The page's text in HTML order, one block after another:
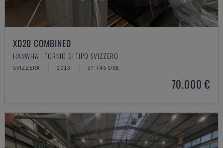
XD20 COMBINED
HANWHA - TORNIO DI TIPO SVIZZERO
SVIZZERA 2013 37.745 ORE
70.000 €